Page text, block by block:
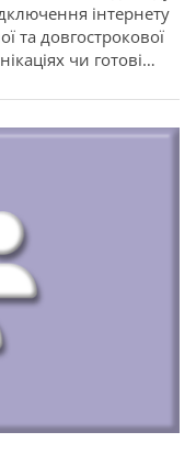
інтернету
та довгострокової
чи готові
замовленнями та